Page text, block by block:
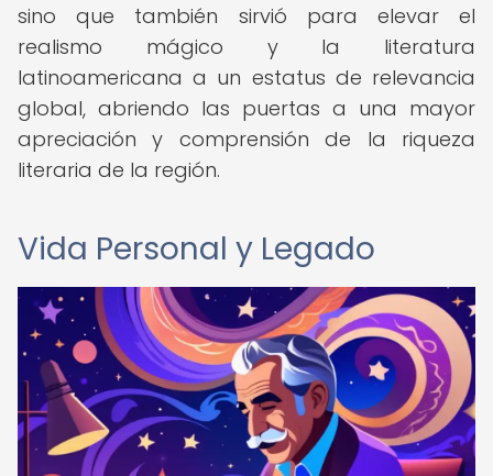
sino que también sirvió para elevar el
realismo mágico y la literatura
latinoamericana a un estatus de relevancia
global, abriendo las puertas a una mayor
apreciación y comprensión de la riqueza
literaria de la región.
Vida Personal y Legado